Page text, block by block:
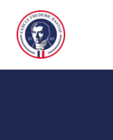
contenu